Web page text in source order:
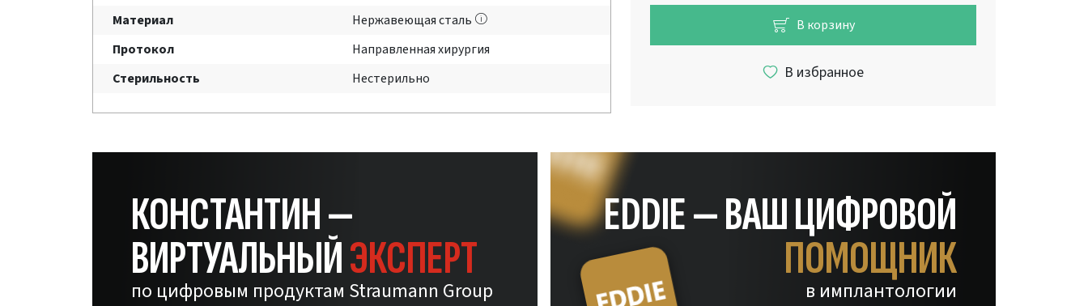
Материал
Нержавеющая сталь
Протокол
Направленная хирургия
Стерильность
Нестерильно
В корзину
КОНСТАНТИН —
ВИРТУАЛЬНЫЙЭКСПЕРТ
по цифровым продуктам Straumann Group
EDDIE — ВАШ ЦИФРОВОЙ
ПОМОЩНИК
в имплантологии